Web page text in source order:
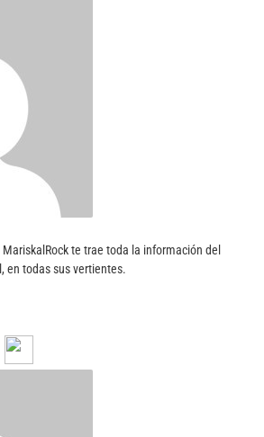
te trae toda la información del
en todas sus vertientes.